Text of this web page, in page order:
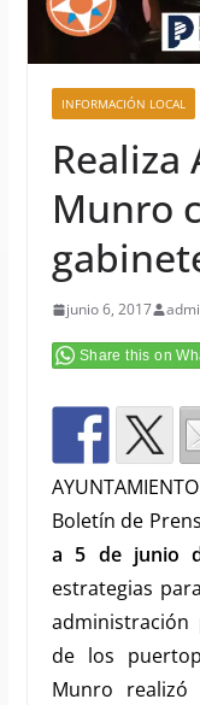
INFORMACIÓN LOCAL
Realiza
Munro
junio 6, 2017
Share this on
Boletín de
a 5 de junio
estrategias
administración
de los
Munro